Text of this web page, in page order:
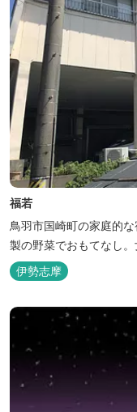
福若
鳥羽市国崎町の家庭的
製の野菜でおもてなし
伊勢志摩